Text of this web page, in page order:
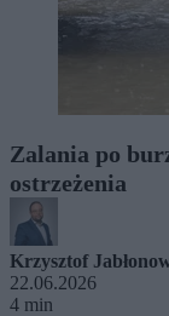
Zalania po
ostrzeżenia
Krzysztof
22.06.2026
4 min